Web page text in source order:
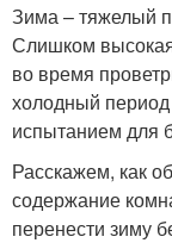
Зима – тяжелый
Слишком высокая
во время
холодный
испытанием для
Расскажем, как
содержание
перенести зиму